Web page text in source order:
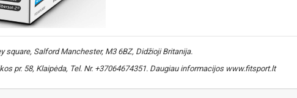
square, Salford Manchester, M3 6BZ, Didžioji Britanija.
pr. 58, Klaipėda, Tel. Nr. +37064674351. Daugiau informacijos www.fitsport.lt​